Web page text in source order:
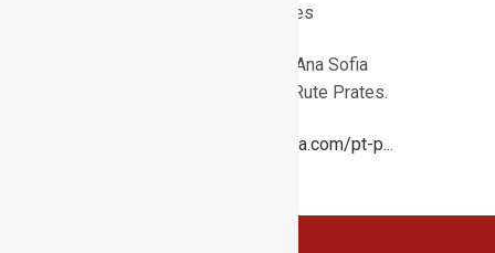
Tangerina; Texto: Maria Prates
Direcção Musical dos CDs: Ana Sofia
Sequeira, Pedro Fragoso e Rute Prates.
https://www.planetatangerina.com/pt-p​...